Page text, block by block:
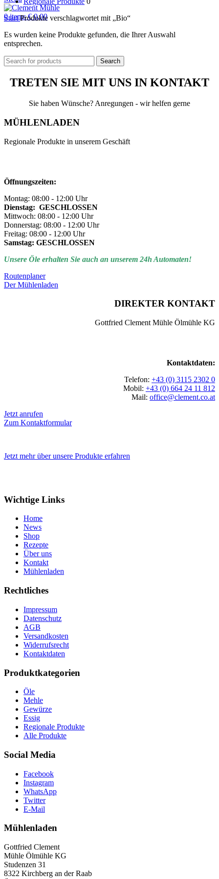
0items €0,00
StartProdukte verschlagwortet mit „Bio“
Es wurden keine Produkte gefunden, die Ihrer Auswahl
entsprechen.
Search
TRETEN SIE MIT UNS IN KONTAKT
Sie haben Wünsche? Anregungen - wir helfen gerne
MÜHLENLADEN
Regionale Produkte in unserem Geschäft
Öffnungszeiten:
Montag: 08:00 - 12:00 Uhr
Dienstag: GESCHLOSSEN
Mittwoch: 08:00 - 12:00 Uhr
Donnerstag: 08:00 - 12:00 Uhr
Freitag: 08:00 - 12:00 Uhr
Samstag: GESCHLOSSEN
Unsere Öle erhalten Sie auch an unserem 24h Automaten!
Routenplaner
Der Mühlenladen
DIREKTER KONTAKT
Gottfried Clement Mühle Ölmühle KG
Kontaktdaten:
Telefon: +43 (0) 3115 2302 0
Mobil: +43 (0) 664 24 11 812
Mail: office@clement.co.at
Jetzt anrufen
Zum Kontaktformular
Jetzt mehr über unsere Produkte erfahren
Wichtige Links
Home
News
Shop
Rezepte
Über uns
Kontakt
Mühlenladen
Rechtliches
Impressum
Datenschutz
AGB
Versandkosten
Widerrufsrecht
Kontaktdaten
Produktkategorien
Öle
Mehle
Gewürze
Essig
Regionale Produkte
Alle Produkte
Social Media
Facebook
Instagram
WhatsApp
Twitter
E-Mail
Mühlenladen
Gottfried Clement
Mühle Ölmühle KG
Studenzen 31
8322 Kirchberg an der Raab